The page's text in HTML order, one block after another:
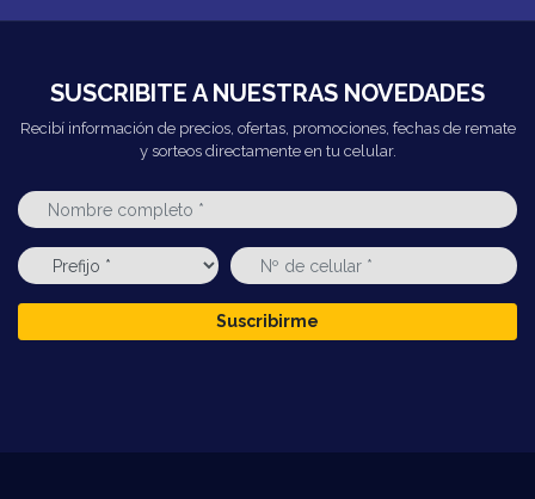
SUSCRIBITE A NUESTRAS NOVEDADES
Recibí información de precios, ofertas, promociones, fechas de remate
y sorteos directamente en tu celular.
Suscribirme